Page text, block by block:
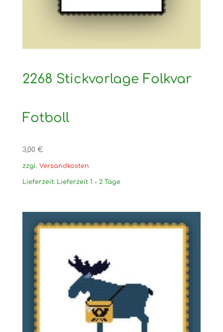
2268 Stickvorlage Folkvar
Fotboll
3,00 €
zzgl. Versandkosten
Lieferzeit: Lieferzeit 1 - 2 Tage